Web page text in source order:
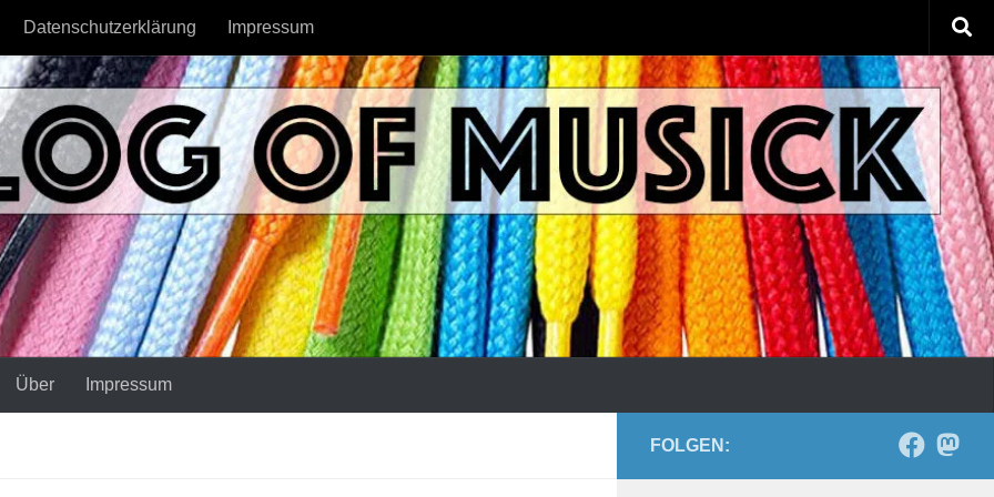
Datenschutzerklärung Impressum
Über Impressum
FOLGEN: